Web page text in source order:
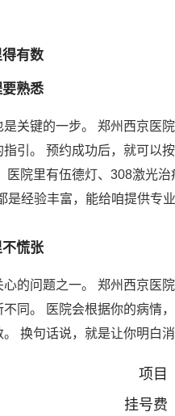
有数
熟悉
关键的一步。 郑州西京医
引。 预约成功后，就可以
医院里有伍德灯、308激光
是经验丰富，能给咱提供专
慌张
的问题之一。 郑州西京医
同。 医院会根据你的病情
换句话说，就是让你明白
项目
挂号费